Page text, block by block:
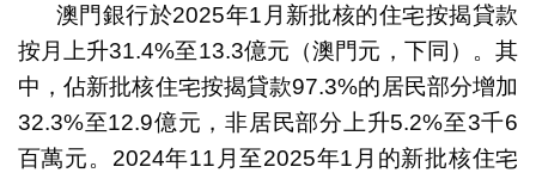
澳門銀行於2025年1月新批核的住宅按揭貸款
按月上升31.4%至13.3億元（澳門元，下同）。其
中，佔新批核住宅按揭貸款97.3%的居民部分增加
32.3%至12.9億元，非居民部分上升5.2%至3千6
百萬元。2024年11月至2025年1月的新批核住宅